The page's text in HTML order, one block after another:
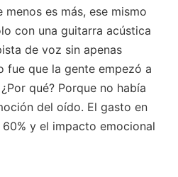
es más, ese mismo
con una guitarra acústica
de voz sin apenas
fue que la gente empezó a
qué? Porque no había
del oído. El gasto en
y el impacto emocional